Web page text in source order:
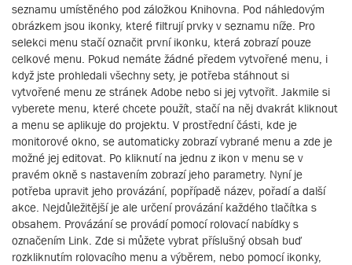
seznamu umístěného pod záložkou Knihovna. Pod náhledovým
obrázkem jsou ikonky, které filtrují prvky v seznamu níže. Pro
selekci menu stačí označit první ikonku, která zobrazí pouze
celkové menu. Pokud nemáte žádné předem vytvořené menu, i
když jste prohledali všechny sety, je potřeba stáhnout si
vytvořené menu ze stránek Adobe nebo si jej vytvořit. Jakmile si
vyberete menu, které chcete použít, stačí na něj dvakrát kliknout
a menu se aplikuje do projektu. V prostřední části, kde je
monitorové okno, se automaticky zobrazí vybrané menu a zde je
možné jej editovat. Po kliknutí na jednu z ikon v menu se v
pravém okně s nastavením zobrazí jeho parametry. Nyní je
potřeba upravit jeho provázání, popřípadě název, pořadí a další
akce. Nejdůležitější je ale určení provázání každého tlačítka s
obsahem. Provázání se provádí pomocí rolovací nabídky s
označením Link. Zde si můžete vybrat příslušný obsah buď
rozkliknutím rolovacího menu a výběrem, nebo pomocí ikonky,